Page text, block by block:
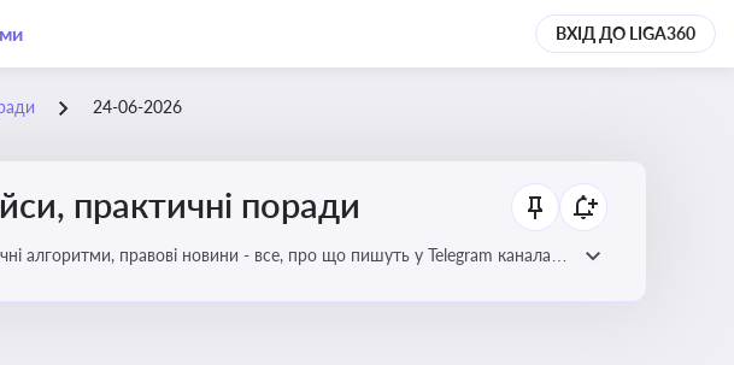
ВХІД ДО LIGA360
24-06-2026
практичні поради
алгоритми, правові новини - все, про що пишуть у Telegram каналах